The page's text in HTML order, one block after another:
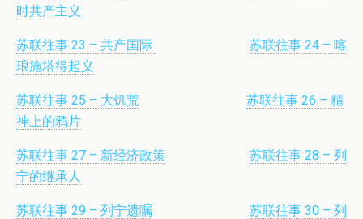
时共产主义
苏联往事 23 – 共产国际
苏联往事 24 – 喀
琅施塔得起义
苏联往事 25 – 大饥荒
苏联往事 26 – 精
神上的鸦片
苏联往事 27 – 新经济政策
苏联往事 28 – 列
宁的继承人
苏联往事 29 – 列宁遗嘱
苏联往事 30 – 列